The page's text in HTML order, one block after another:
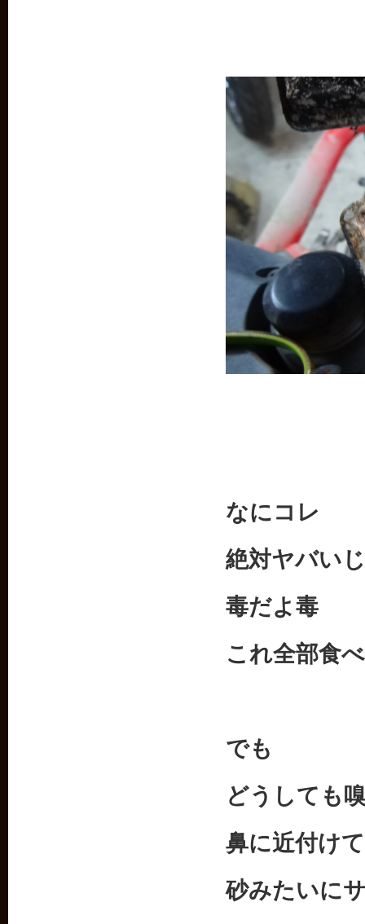
なにコレ
絶対ヤバい
毒だよ毒
これ全部食
でも
どうしても
鼻に近付け
砂みたいに